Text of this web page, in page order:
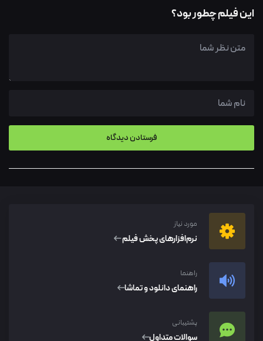
این فیلم چطور بود؟
مورد نیاز
نرم‌افزار‌های پخش فیلم
راهنما
راهنمای دانلود و تماشا
پشتیبانی
سوالات متداول